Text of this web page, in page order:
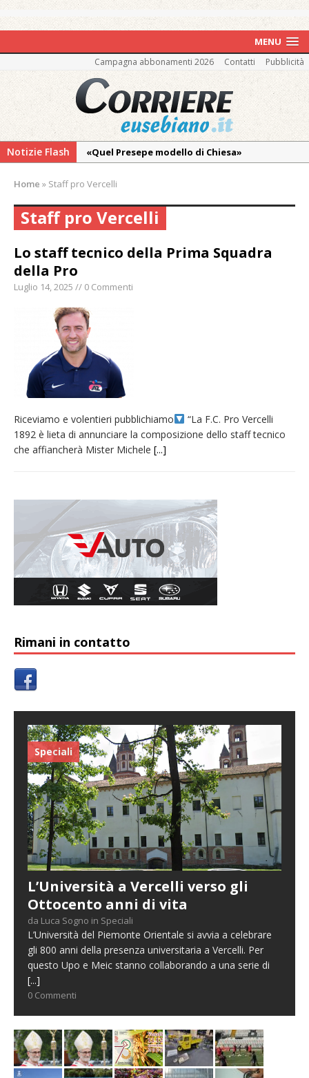
MENU
Campagna abbonamenti 2026 Contatti Pubblicità
Notizie Flash
«Quel Presepe modello di Chiesa»
Ringraziamento: convegno, messa e
mercatino agricolo
Estate di sagre anche per i mezzi storici della
collezione della Fondazione Marazzato
Piscina ex Enal non balneabile dopo i controlli
provvisoria»
La Pro verso l’avvio della Stagione
La Regione stanzia oltre 38mila euro per il
carnevale di Santhià. La soddisfazione della
Pro Loco
Dieci anni fa l’ingresso a Vercelli
dell’arcivescovo mons. Marco Arnolfo
Home » Staff pro Vercelli
Staff pro Vercelli
Lo staff tecnico della Prima Squadra
della Pro
Luglio 14, 2025 // 0 Commenti
Riceviamo e volentieri pubblichiamo
“La F.C. Pro Vercelli
1892 è lieta di annunciare la composizione dello staff tecnico
che affiancherà Mister Michele [...]
Rimani in contatto
Speciali
L’Università a Vercelli verso gli
Ottocento anni di vita
da Luca Sogno in Speciali
L’Università del Piemonte Orientale si avvia a celebrare
gli 800 anni della presenza universitaria a Vercelli. Per
questo Upo e Meic stanno collaborando a una serie di
[...]
0 Commenti